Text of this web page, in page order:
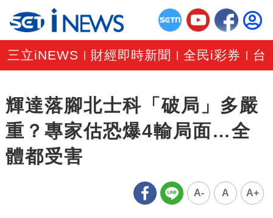
三立iNEWS 財經即時新聞 |全民i彩券 台
輝達落腳北士科「破局」多嚴
重？專家估恐爆4輸局面…全
體都受害
A- A A+